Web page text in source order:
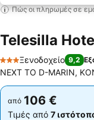
Πώς οι πληρωμές σε
Telesilla
3 Αστέρια
Ξενοδοχείο 9,2
NEXT TO D-MARIN,
από 106 €
Τιμές από 7
από 106 €
Τιμές από 7